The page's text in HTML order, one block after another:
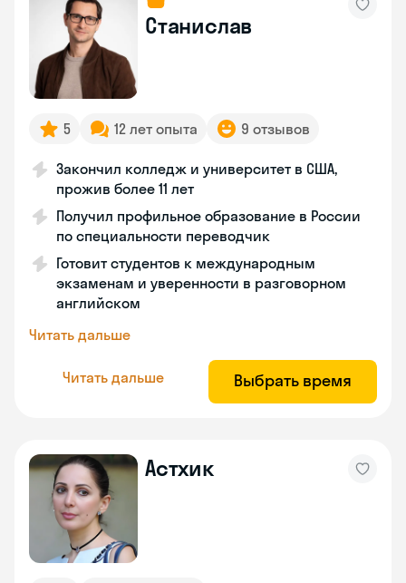
Станислав
5 12 лет опыта 9 отзывов
Закончил колледж и университет в США,
прожив более 11 лет
Получил профильное образование в России
по специальности переводчик
Готовит студентов к международным
экзаменам и уверенности в разговорном
английском
Читать дальше
Читать дальше Выбрать время
Астхик